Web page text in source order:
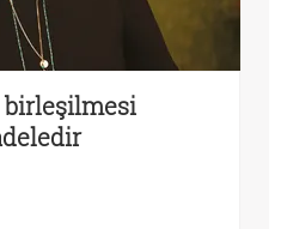
birleşilmesi